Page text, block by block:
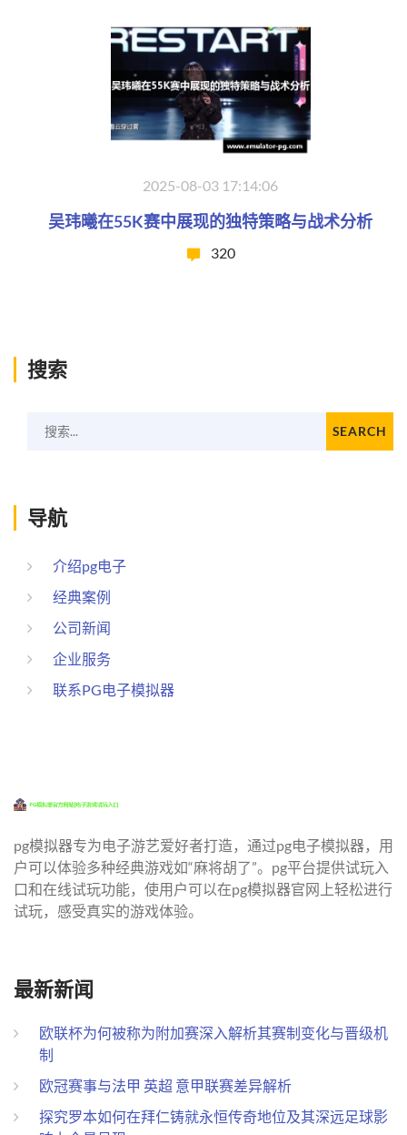
2025-08-03 17:14:06
吴玮曦在55K赛中展现的独特策略与战术分析
320
搜索
搜索... SEARCH
导航
介绍pg电子
经典案例
公司新闻
企业服务
联系PG电子模拟器
pg模拟器专为电子游艺爱好者打造，通过pg电子模拟器，用
户可以体验多种经典游戏如“麻将胡了”。pg平台提供试玩入
口和在线试玩功能，使用户可以在pg模拟器官网上轻松进行
试玩，感受真实的游戏体验。
最新新闻
欧联杯为何被称为附加赛深入解析其赛制变化与晋级机
制
欧冠赛事与法甲 英超 意甲联赛差异解析
探究罗本如何在拜仁铸就永恒传奇地位及其深远足球影